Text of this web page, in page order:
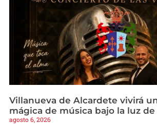
Villanueva de Alcardete vivirá
mágica de música bajo la luz de
agosto 6, 2026